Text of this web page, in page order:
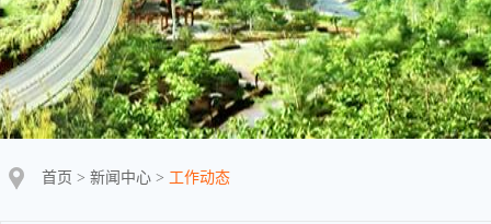
首页 > 新闻中心 > 工作动态